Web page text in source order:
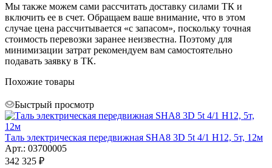
Мы также можем сами рассчитать доставку силами ТК и
включить ее в счет. Обращаем ваше внимание, что в этом
случае цена рассчитывается «с запасом», поскольку точная
стоимость перевозки заранее неизвестна. Поэтому для
минимизации затрат рекомендуем вам самостоятельно
подавать заявку в ТК.
Похожие товары
Быстрый просмотр
Таль электрическая передвижная SHA8 3D 5t 4/1 H12, 5т, 12м
Арт.: 03700005
342 325 ₽